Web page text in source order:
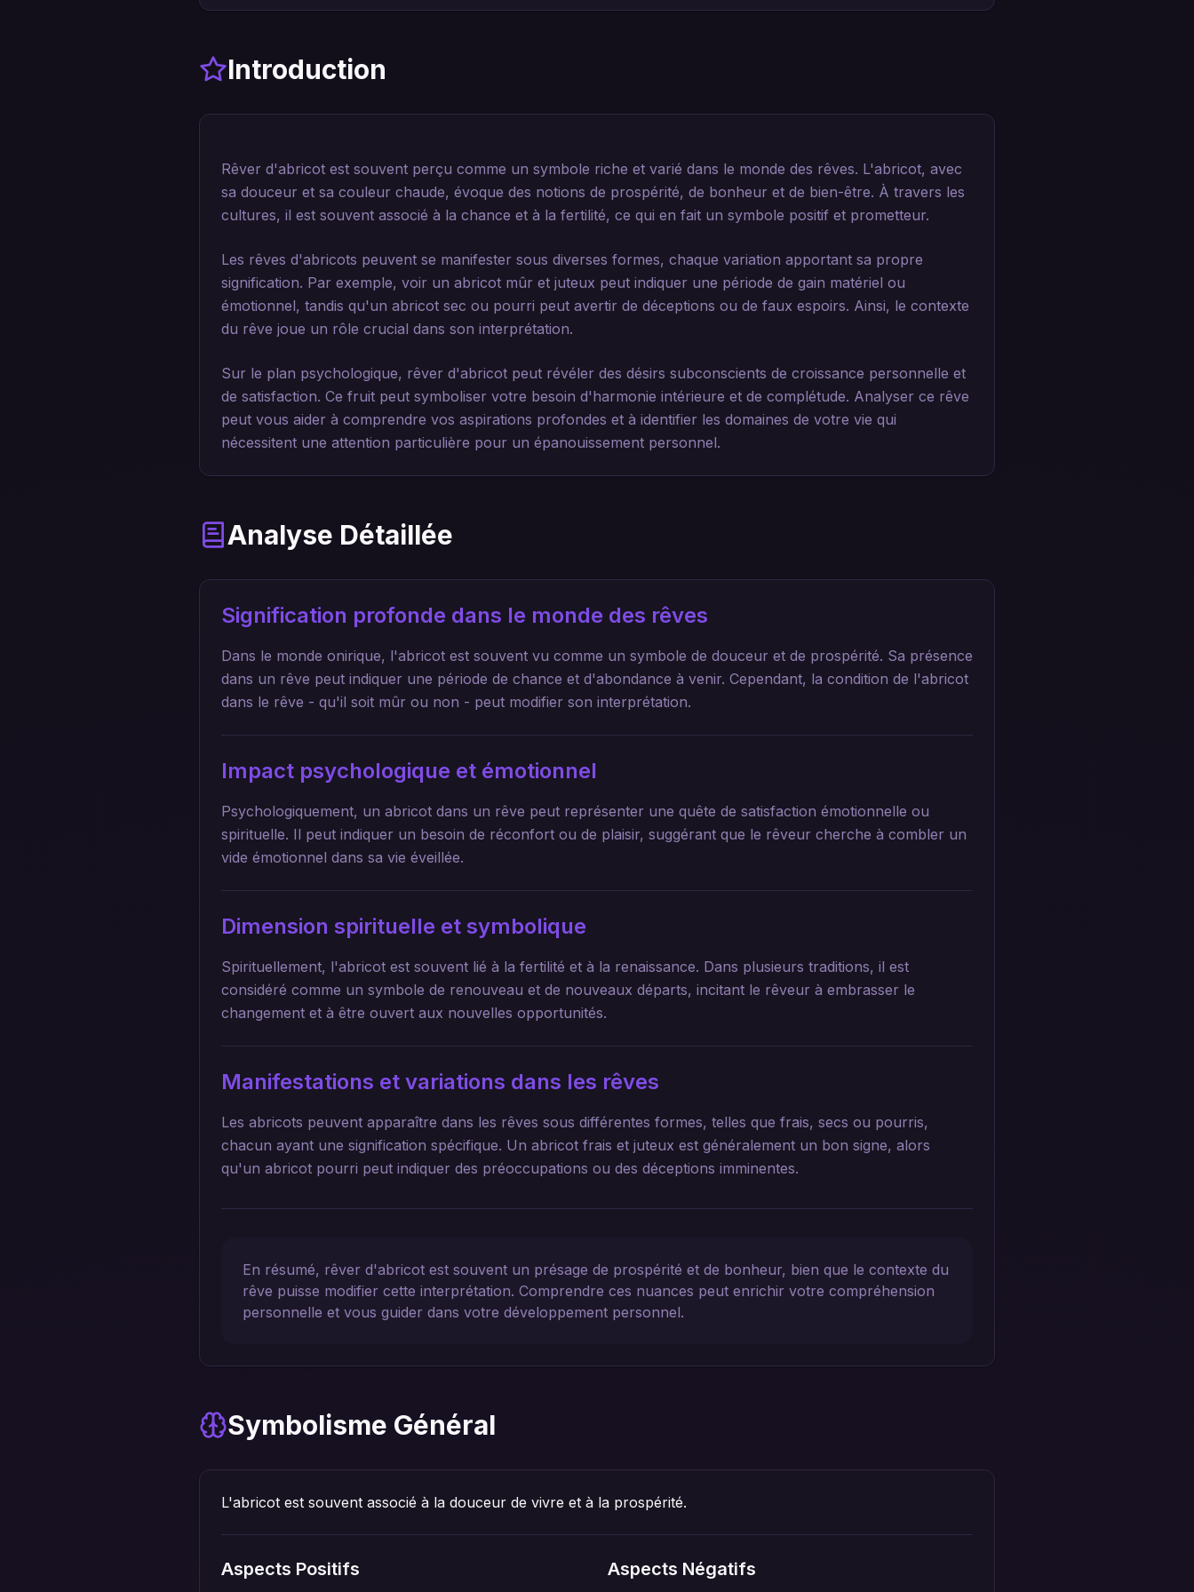
Introduction
Rêver d'abricot est souvent perçu comme un symbole riche et varié dans le monde des rêves. L'abricot, avec
sa douceur et sa couleur chaude, évoque des notions de prospérité, de bonheur et de bien-être. À travers les
cultures, il est souvent associé à la chance et à la fertilité, ce qui en fait un symbole positif et prometteur.
Les rêves d'abricots peuvent se manifester sous diverses formes, chaque variation apportant sa propre
signification. Par exemple, voir un abricot mûr et juteux peut indiquer une période de gain matériel ou
émotionnel, tandis qu'un abricot sec ou pourri peut avertir de déceptions ou de faux espoirs. Ainsi, le contexte
du rêve joue un rôle crucial dans son interprétation.
Sur le plan psychologique, rêver d'abricot peut révéler des désirs subconscients de croissance personnelle et
de satisfaction. Ce fruit peut symboliser votre besoin d'harmonie intérieure et de complétude. Analyser ce rêve
peut vous aider à comprendre vos aspirations profondes et à identifier les domaines de votre vie qui
nécessitent une attention particulière pour un épanouissement personnel.
Analyse Détaillée
Signification profonde dans le monde des rêves
Dans le monde onirique, l'abricot est souvent vu comme un symbole de douceur et de prospérité. Sa présence
dans un rêve peut indiquer une période de chance et d'abondance à venir. Cependant, la condition de l'abricot
dans le rêve - qu'il soit mûr ou non - peut modifier son interprétation.
Impact psychologique et émotionnel
Psychologiquement, un abricot dans un rêve peut représenter une quête de satisfaction émotionnelle ou
spirituelle. Il peut indiquer un besoin de réconfort ou de plaisir, suggérant que le rêveur cherche à combler un
vide émotionnel dans sa vie éveillée.
Dimension spirituelle et symbolique
Spirituellement, l'abricot est souvent lié à la fertilité et à la renaissance. Dans plusieurs traditions, il est
considéré comme un symbole de renouveau et de nouveaux départs, incitant le rêveur à embrasser le
changement et à être ouvert aux nouvelles opportunités.
Manifestations et variations dans les rêves
Les abricots peuvent apparaître dans les rêves sous différentes formes, telles que frais, secs ou pourris,
chacun ayant une signification spécifique. Un abricot frais et juteux est généralement un bon signe, alors
qu'un abricot pourri peut indiquer des préoccupations ou des déceptions imminentes.
En résumé, rêver d'abricot est souvent un présage de prospérité et de bonheur, bien que le contexte du
rêve puisse modifier cette interprétation. Comprendre ces nuances peut enrichir votre compréhension
personnelle et vous guider dans votre développement personnel.
Symbolisme Général
L'abricot est souvent associé à la douceur de vivre et à la prospérité.
Aspects Positifs Aspects Négatifs